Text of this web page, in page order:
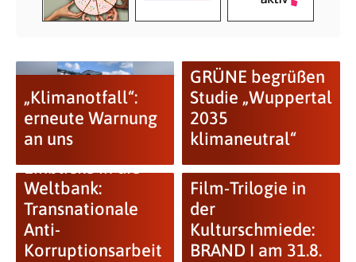
„Klimanotfall“:
erneute Warnung
an uns
GRÜNE begrüßen
Studie „Wuppertal
2035
klimaneutral“
Einblicke in die
Weltbank:
Transnationale
Anti-
Korruptionsarbeit
Film-Trilogie in
der
Kulturschmiede:
BRAND I am 31.8.